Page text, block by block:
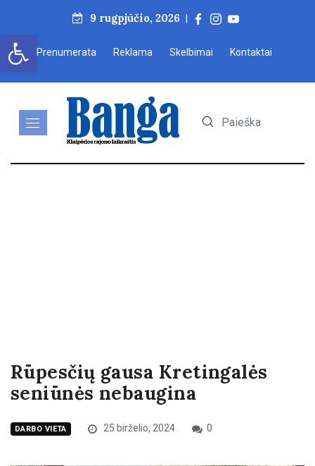
Open toolbar
9 rugpjūčio, 2026 |
Prenumerata Reklama Skelbimai Kontaktai
Rūpesčių gausa Kretingalės
seniūnės nebaugina
DARBO VIETA 25 birželio, 2024 0